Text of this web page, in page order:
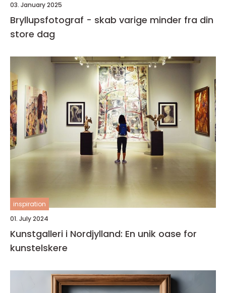
03. January 2025
Bryllupsfotograf - skab varige minder fra din
store dag
inspiration
01. July 2024
Kunstgalleri i Nordjylland: En unik oase for
kunstelskere